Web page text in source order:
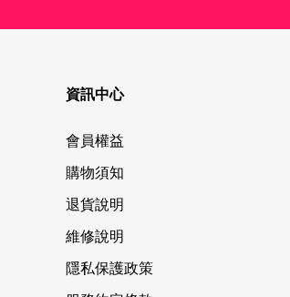
資訊中心
會員權益
購物須知
退貨說明
維修說明
隱私保護政策